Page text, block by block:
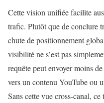
Cette vision unifiée facilite
trafic. Plutôt que de conclure
chute de positionnement
visibilité ne s’est pas
requête peut envoyer moins
vers un contenu YouTube ou
Sans cette vue cross-canal,